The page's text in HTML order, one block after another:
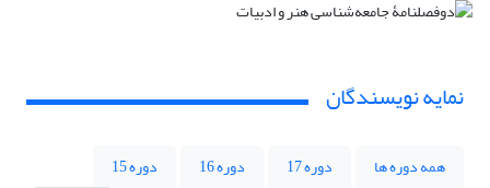
نمایه نویسندگان
همه دوره ها دوره 17 دوره 16
دوره 15